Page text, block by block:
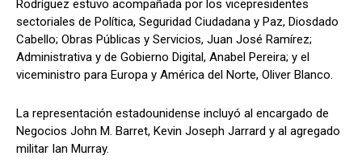
Rodríguez estuvo acompañada por los vicepresidentes
sectoriales de Política, Seguridad Ciudadana y Paz, Diosdado
Cabello; Obras Públicas y Servicios, Juan José Ramírez;
Administrativa y de Gobierno Digital, Anabel Pereira; y el
viceministro para Europa y América del Norte, Oliver Blanco.
La representación estadounidense incluyó al encargado de
Negocios John M. Barret, Kevin Joseph Jarrard y al agregado
militar Ian Murray.